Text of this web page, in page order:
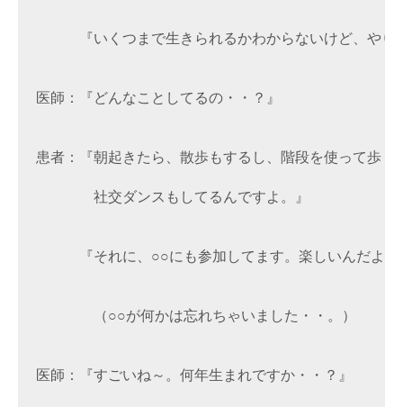
『いくつまで生きられるかわからないけど、やり
医師：『どんなことしてるの・・？』
患者：『朝起きたら、散歩もするし、階段を使って歩く
社交ダンスもしてるんですよ。』
『それに、○○にも参加してます。楽しいんだよね
（○○が何かは忘れちゃいました・・。）
医師：『すごいね～。何年生まれですか・・？』